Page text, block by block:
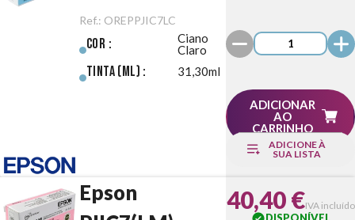
Claro Original
Ref.: OREPPJIC7LC
Cor :
Ciano
Claro
Tinta (ml) : 31,30ml
ADICIONAR
AO
CARRINHO
ADICIONE À
SUA LISTA
Epson
40,40 €IVA incluído